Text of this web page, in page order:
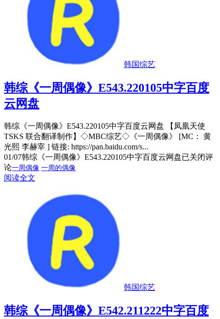
韩国综艺
韩综《一周偶像》E543.220105中字百度
云网盘
韩综《一周偶像》E543.220105中字百度云网盘 【凤凰天使
TSKS 联合翻译制作】◇MBC综艺◇《一周偶像》 [MC： 黄
光熙 李赫宰 ] 链接: https://pan.baidu.com/s...
01/07韩综《一周偶像》E543.220105中字百度云网盘已关闭评
论一周偶像 一周的偶像
阅读全文
韩国综艺
韩综《一周偶像》E542.211222中字百度